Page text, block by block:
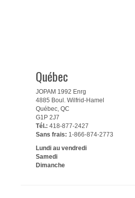
Québec
JOPAM 1992 Enrg
4885 Boul. Wilfrid-Hamel
Québec, QC
G1P 2J7
Tél.: 418-877-2427
Sans frais: 1-866-874-2773
Lundi au vendredi
Samedi
Dimanche